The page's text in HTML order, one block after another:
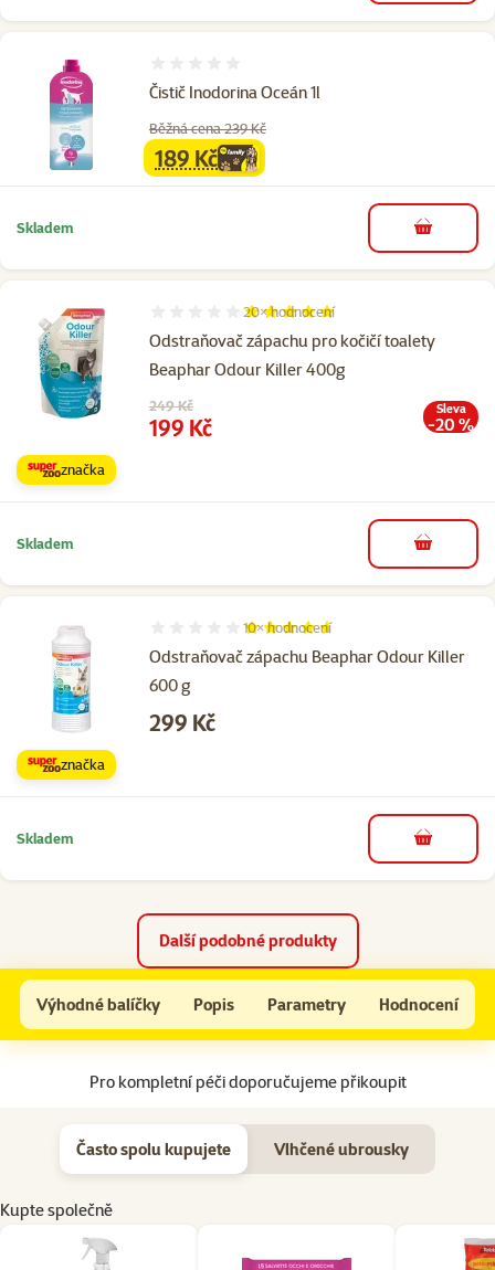
Čistič Inodorina Oceán 1l
Běžná cena 239 Kč
familycena
189 Kč
Skladem do košíku
Odstraňovač zápachu pro kočičí toalety
Beaphar Odour Killer 400g
Hodnocení 96%, počet hodnocení: 20
20×hodnocení
Původní cena
249 Kč
Cena
199 Kč
Sleva
-20 %
značka
Skladem do košíku
Odstraňovač zápachu Beaphar Odour Killer
600 g
Hodnocení 92%, počet hodnocení: 10
10×hodnocení
Cena
299 Kč
značka
Skladem do košíku
Další podobné produkty
Odstraňovač skvrn Beaphar Stain Remover 500 ml
Výhodné balíčky Popis Parametry Hodnocení
Na začátek stránky
Pro kompletní péči doporučujeme přikoupit
Často spolu kupujete Vlhčené ubrousky
Kupte společně